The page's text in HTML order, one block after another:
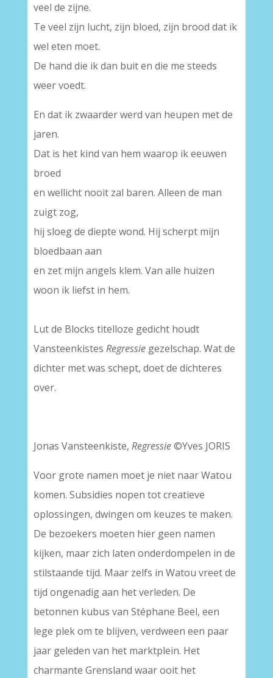
veel de zijne.
Te veel zijn lucht, zijn bloed, zijn brood dat ik
wel eten moet.
De hand die ik dan buit en die me steeds
weer voedt.
En dat ik zwaarder werd van heupen met de
jaren.
Dat is het kind van hem waarop ik eeuwen
broed
en wellicht nooit zal baren. Alleen de man
zuigt zog,
hij sloeg de diepte wond. Hij scherpt mijn
bloedbaan aan
en zet mijn angels klem. Van alle huizen
woon ik liefst in hem.
Lut de Blocks titelloze gedicht houdt
Vansteenkistes Regressiegezelschap. Wat de
dichter met was schept, doet de dichteres
over.
Jonas Vansteenkiste, Regressie©Yves JORIS
Voor grote namen moet je niet naar Watou
komen. Subsidies nopen tot creatieve
oplossingen, dwingen om keuzes te maken.
De bezoekers moeten hier geen namen
kijken, maar zich laten onderdompelen in de
stilstaande tijd. Maar zelfs in Watou vreet de
tijd ongenadig aan het verleden. De
betonnen kubus van Stéphane Beel, een
lege plek om te blijven, verdween een paar
jaar geleden van het marktplein. Het
charmante Grensland waar ooit het